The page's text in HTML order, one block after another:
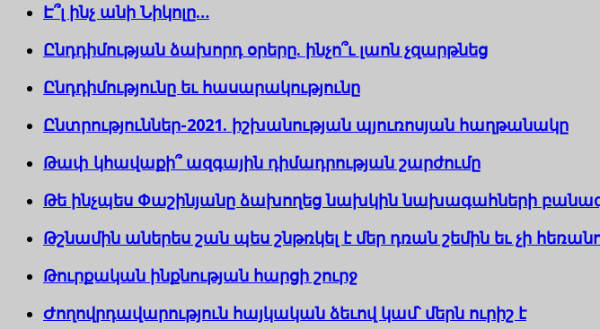
Է՞լ ինչ անի Նիկոլը…
Ընդդիմության ձախորդ օրերը. ինչո՞ւ լաոն չզարթնեց
Ընդդիմությունը եւ հասարակությունը
Ընտրություններ-2021. իշխանության պյուռոսյան հաղթանակը
Թափ կհավաքի՞ ազգային դիմադրության շարժումը
Թե ինչպես Փաշինյանը ձախողեց նախկին նախագահների
Թշնամին աներես շան պես շնթռկել է մեր դռան շեմին եւ չի
Թուրքական ինքնության հարցի շուրջ
Ժողովրդավարություն հայկական ձեւով կամ՝ մերն ուրիշ է